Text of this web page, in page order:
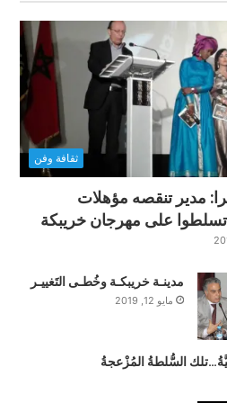
ثقافة وفن
مدير تنقصه مؤهلات
تسلطوا على مهرجان خريبكة
مدينـة خريبكـة وخُطـى التَغييـر
مايو 12, 2019
السُّلطةُ المُزْعجةُ